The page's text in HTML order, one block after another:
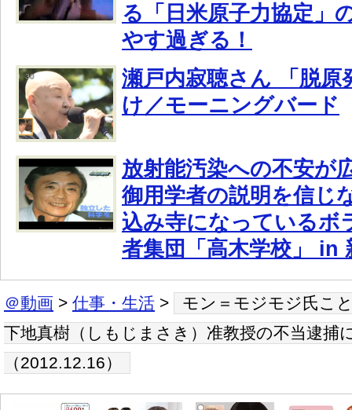
る「日米原子力協定」
やす過ぎる！
瀬戸内寂聴さん 「脱原
け／モーニングバード
放射能汚染への不安が
御用学者の説明を信じ
込み寺になっているボ
者集団「高木学校」 in
＠動画 > 仕事・生活 >
モン＝モジモジ氏こ
下地真樹（しもじまさき）准教授の不当逮捕
（2012.12.16）